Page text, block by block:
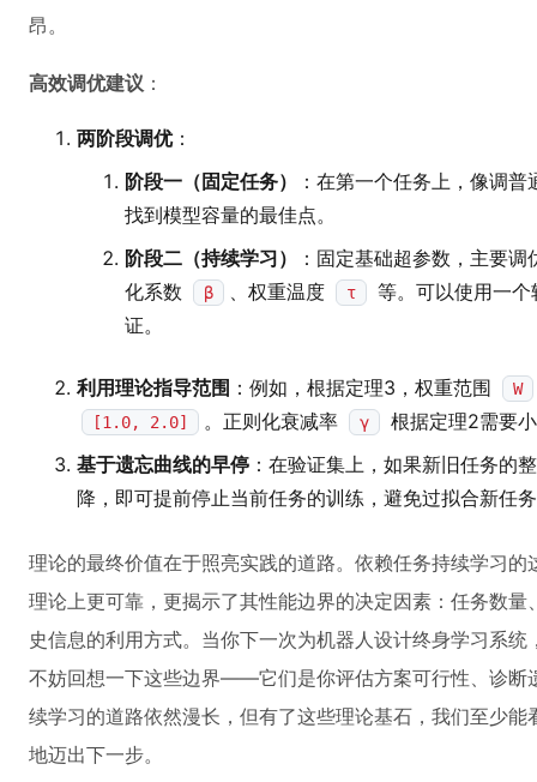
昂。
高效调优建议 ：
两阶段调优：
阶段一（固定任务）
：在第一个任务上，像调
找到模型容量的最佳点。
阶段二（持续学习）
：固定基础超参数，主要
化系数
β 、权重温度 τ
等。可以使用一
证。
利用理论指导范围 ：例如，根据定理3，权重范围
W
[1.0, 2.0]
。正则化衰减率 γ
根据定理2需要
基于遗忘曲线的早停 ：在验证集上，如果新旧任务的
降，即可提前停止当前任务的训练，避免过拟合新任
理论的最终价值在于照亮实践的道路。依赖任务持续学习
理论上更可靠，更揭示了其性能边界的决定因素：任务数
史信息的利用方式。当你下一次为机器人设计终身学习系
不妨回想一下这些边界——它们是你评估方案可行性、诊断
续学习的道路依然漫长，但有了这些理论基石，我们至少
地迈出下一步。